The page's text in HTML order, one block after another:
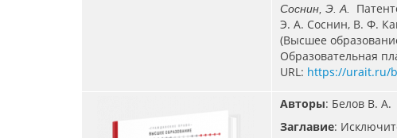
Соснин, Э. А.
Э. А. Соснин, В. Ф.
(Высшее
Образовательная
URL: https://urait.ru/
Авторы: Белов В. А.
Заглавие: